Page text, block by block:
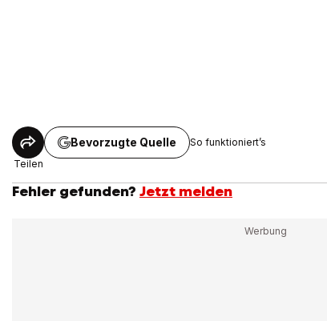
Teilen
Bevorzugte Quelle So funktioniert’s
Fehler gefunden? Jetzt melden